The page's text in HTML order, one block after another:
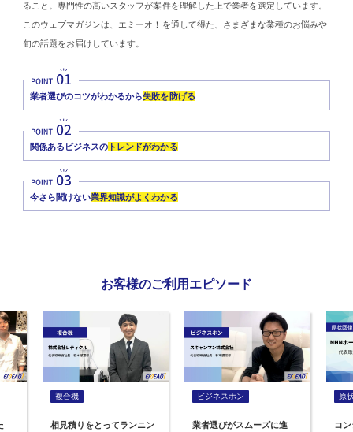
ること。専門性の高いスタッフが案件を理解した上で業者を選定しています。
このウェブマガジンは、エミーオ！を通して得た、さまざまな業種のお悩みや
旬の話題をお届けしています。
業者選びのコツがわかるから失敗を防げる
関係あるビジネスの トレンドがわかる
今さら聞けない業界知識がよくわかる
お客様のご利用エピソード
複合機
相見積りをとってランニン
ビジネスホン
業者選びがスムーズに進
原
コ